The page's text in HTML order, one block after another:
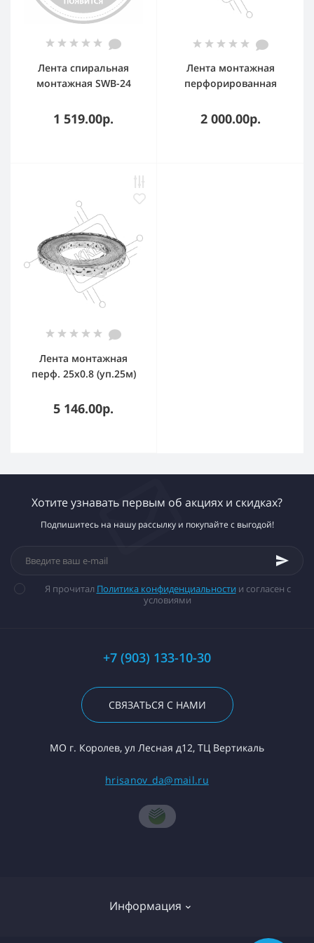
Лента спиральная
монтажная SWB-24
(рулон 10м) EKF
PROxima plc-swb-24 EKF
1 519.00р.
Лента монтажная
перфорированная
CLP1M-LP-20-1
2 000.00р.
Лента монтажная
перф. 25х0.8 (уп.25м)
5 146.00р.
Хотите узнавать первым об акциях и скидках?
Подпишитесь на нашу рассылку и покупайте с выгодой!
Я прочитал Политика конфиденциальности и согласен с
условиями
+7 (903) 133-10-30
СВЯЗАТЬСЯ С НАМИ
МО г. Королев, ул Лесная д12, ТЦ Вертикаль
hrisanov_da@mail.ru
Информация